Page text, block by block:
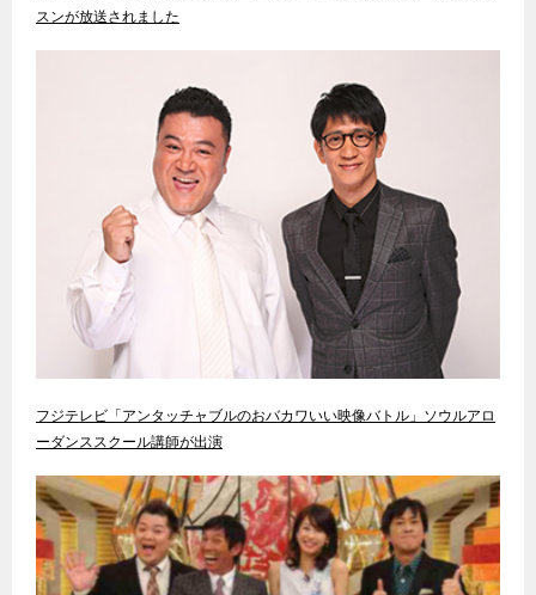
スンが放送されました
フジテレビ「アンタッチャブルのおバカワいい映像バトル」ソウルアロ
ーダンススクール講師が出演